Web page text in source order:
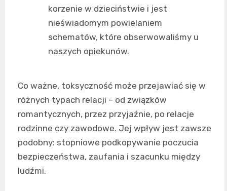
korzenie w dzieciństwie i jest
nieświadomym powielaniem
schematów, które obserwowaliśmy u
naszych opiekunów.
Co ważne, toksyczność może przejawiać się w
różnych typach relacji – od związków
romantycznych, przez przyjaźnie, po relacje
rodzinne czy zawodowe. Jej wpływ jest zawsze
podobny: stopniowe podkopywanie poczucia
bezpieczeństwa, zaufania i szacunku między
ludźmi.